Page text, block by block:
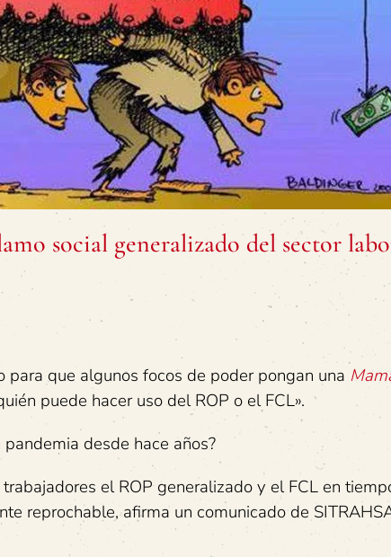
social generalizado del sector
para que algunos focos de poder pongan una
puede hacer uso del ROP o el FCL».
desde hace años?
el ROP generalizado y el FCL en
reprochable, afirma un comunicado de